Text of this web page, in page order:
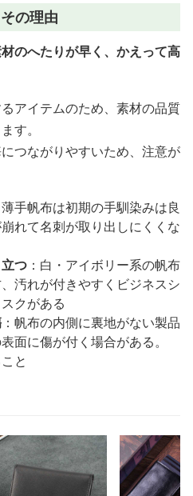
の理由
のへたりが早く、かえって高
アイテムのため、素材の品質
す。
つながりやすいため、注意が
薄手帆布は初期の手馴染みは良
れて名刺が取り出しにくくな
つ ：白・アイボリー系の帆布
汚れが付きやすくビジネスシ
クがある
：帆布の内側に裏地がない製品
面に傷が付く場合がある。
と